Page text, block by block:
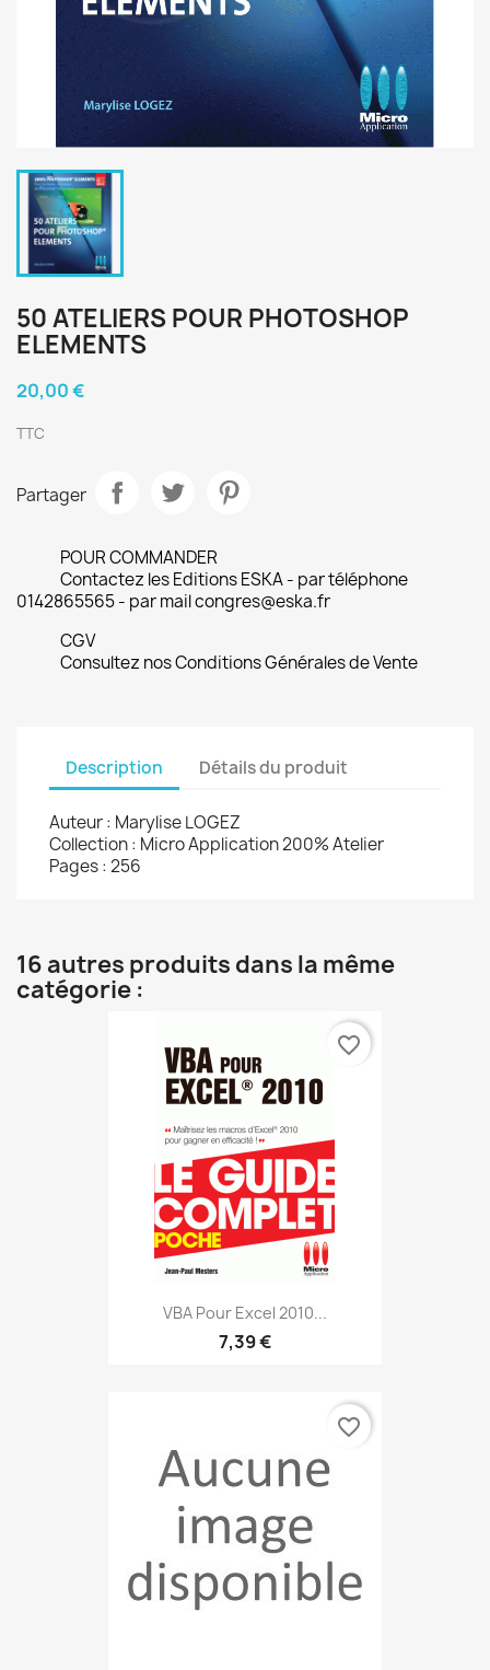
50 ATELIERS POUR PHOTOSHOP
ELEMENTS
20,00 €
TTC
Partager
POUR COMMANDER
Contactez les Editions ESKA - par téléphone
0142865565 - par mail congres@eska.fr
CGV
Consultez nos Conditions Générales de Vente
Description Détails du produit
Auteur : Marylise LOGEZ
Collection : Micro Application 200% Atelier
Pages : 256
16 autres produits dans la même
catégorie :
VBA Pour Excel 2010...
7,39 €
favorite_border
favorite_border